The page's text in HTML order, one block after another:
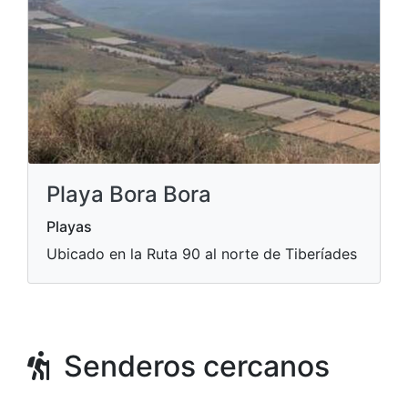
Playa Bora Bora
Playas
Ubicado en la Ruta 90 al norte de Tiberíades
Senderos cercanos